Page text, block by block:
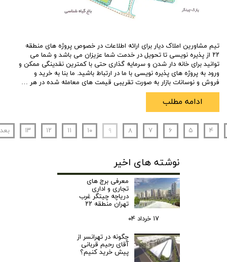
تیم مشاورین املاک دیار برای ارائه اطلاعات در خصوص پروژه های منطقه
۲۲ از پذیره نویسی تا تحویل در خدمت شما عزیزان می باشد و شما می
توانید برای خانه دار شدن و سرمایه گذاری حتی با کمترین نقدینگی ممکن و
ورود به پروژه های پذیره نویسی با ما در ارتباط باشید. ما بنا به خرید و
فروش و نوسانات بازار به صورت تقریبی قیمت های معامله شده در هر …
ادامه مطلب
۴ ۵ ۶ ۷ ۸ ۹ ۱۰ ۱۱ ۱۲ ۱۳
نوشته های اخیر
معرفی برج های
تجاری و اداری
دریاچه چیتگر غرب
تهران منطقه ۲۲
۱۷ خرداد ۰۴
چگونه در تهرانسر از
آقای رحیم قربانی
پیش خرید کنیم؟